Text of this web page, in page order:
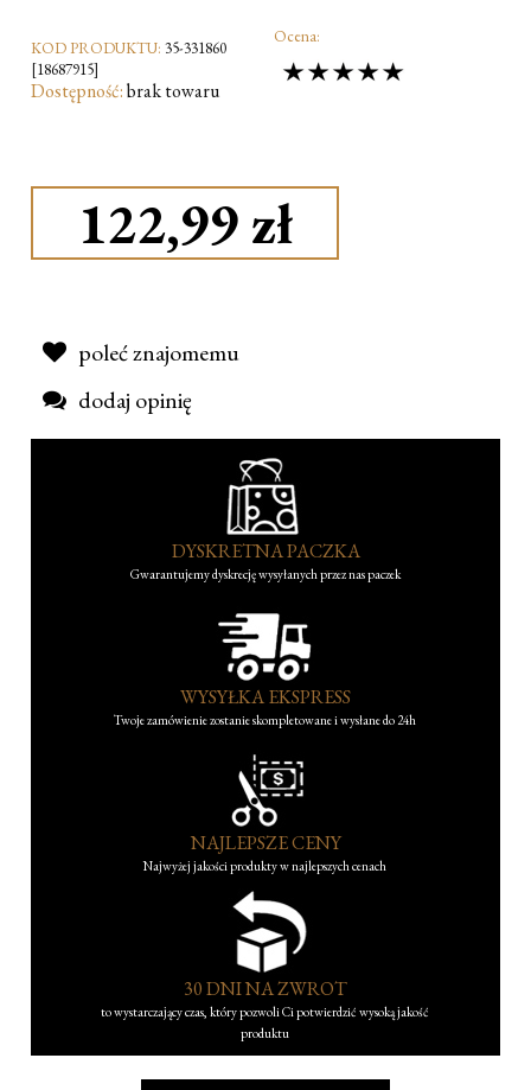
KOD PRODUKTU: 35-331860
[18687915]
Dostępność:brak towaru
Ocena:
122,99 zł
poleć znajomemu
dodaj opinię
DYSKRETNA PACZKA
Gwarantujemy dyskrecję wysyłanych przez nas paczek
WYSYŁKA EKSPRESS
Twoje zamówienie zostanie skompletowane i wysłane do 24h
NAJLEPSZE CENY
Najwyżej jakości produkty w najlepszych cenach
30 DNI NA ZWROT
to wystarczający czas, który pozwoli Ci potwierdzić wysoką jakość
produktu